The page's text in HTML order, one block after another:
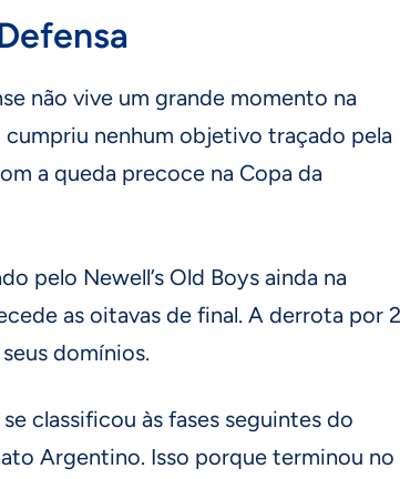
não vive um grande momento na
nenhum objetivo traçado pela
a queda precoce na Copa da
pelo Newell’s Old Boys ainda na
as oitavas de final. A derrota por 2
domínios.
classificou às fases seguintes do
Argentino. Isso porque terminou no